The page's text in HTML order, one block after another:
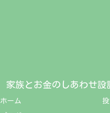
家族とお金のしあわせ設
ホーム